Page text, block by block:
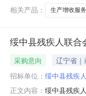
相关产品：
生产增收服务
绥中县残疾人联合
采购意向 辽宁省
招标单位： 绥中县残疾
正文内容： 绥中县残疾